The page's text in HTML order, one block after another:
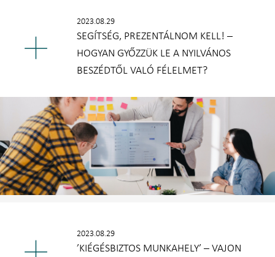
2023.08.29
SEGÍTSÉG, PREZENTÁLNOM KELL! –
HOGYAN GYŐZZÜK LE A NYILVÁNOS
BESZÉDTŐL VALÓ FÉLELMET?
2023.08.29
’KIÉGÉSBIZTOS MUNKAHELY’ – VAJON